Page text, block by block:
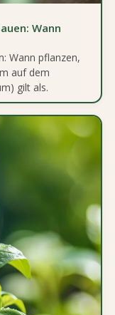
Wann
Wann pflanzen,
auf dem
gilt als.